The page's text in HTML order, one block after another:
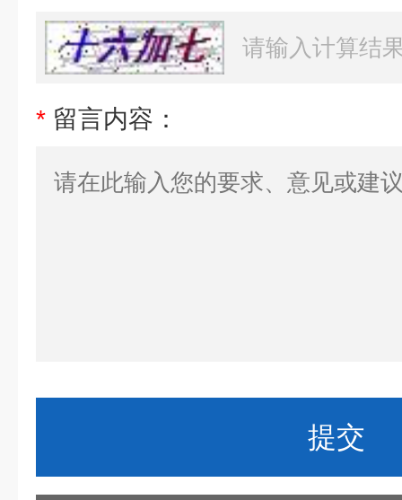
* 留言内容：